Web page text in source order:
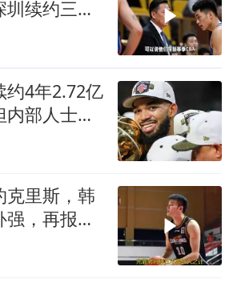
续约三外
约4年2.72亿
部人士质
克里斯，韩
，再报价